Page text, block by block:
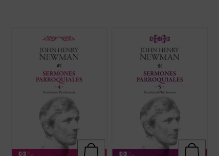
Entre 1835 y 1838, periodo al que
pertenecen los sermones que
encontramos en este cuarto volumen de la
serie de los Sermones Parroquiales,
Newman se halla en plena evolución desde
el anglicanismo hacia el catolicismo. Su
batalla contra el ... (ver ficha)
Los veinticuatro sermones de este quinto
Sermones parroquiales
fueron predicados en su mayoría en los
años 1838-1840. Este periodo coincide
plenamente con las primeras experiencias
que acabaron conduciendo a Newman a la